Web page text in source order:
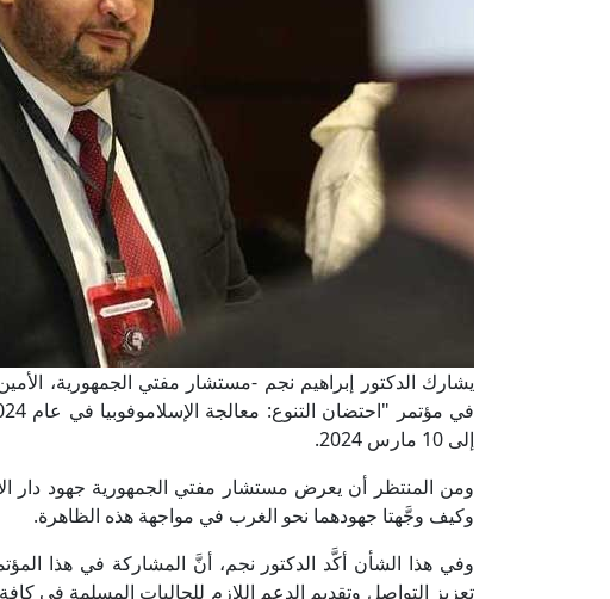
يشارك الدكتور إبراهيم نجم -مستشار مفتي الجمهورية، الأمين
إلى 10 مارس 2024.
ومن المنتظر أن يعرض مستشار مفتي الجمهورية جهود دار
وكيف وجَّهتا جهودهما نحو الغرب في مواجهة هذه الظاهرة.
وفي هذا الشأن أكَّد الدكتور نجم، أنَّ المشاركة في هذا
تعزيز التواصل وتقديم الدعم اللازم للجاليات المسلمة في